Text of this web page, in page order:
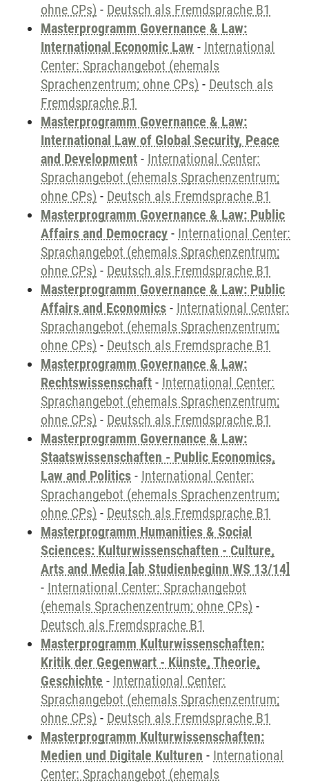
ohne CPs) - Deutsch als Fremdsprache B1
Masterprogramm Governance & Law:
International Economic Law - International
Center: Sprachangebot (ehemals
Sprachenzentrum; ohne CPs) - Deutsch als
Fremdsprache B1
Masterprogramm Governance & Law:
International Law of Global Security, Peace
and Development - International Center:
Sprachangebot (ehemals Sprachenzentrum;
ohne CPs) - Deutsch als Fremdsprache B1
Masterprogramm Governance & Law: Public
Affairs and Democracy - International Center:
Sprachangebot (ehemals Sprachenzentrum;
ohne CPs) - Deutsch als Fremdsprache B1
Masterprogramm Governance & Law: Public
Affairs and Economics - International Center:
Sprachangebot (ehemals Sprachenzentrum;
ohne CPs) - Deutsch als Fremdsprache B1
Masterprogramm Governance & Law:
Rechtswissenschaft - International Center:
Sprachangebot (ehemals Sprachenzentrum;
ohne CPs) - Deutsch als Fremdsprache B1
Masterprogramm Governance & Law:
Staatswissenschaften - Public Economics,
Law and Politics - International Center:
Sprachangebot (ehemals Sprachenzentrum;
ohne CPs) - Deutsch als Fremdsprache B1
Masterprogramm Humanities & Social
Sciences: Kulturwissenschaften - Culture,
Arts and Media [ab Studienbeginn WS 13/14]
- International Center: Sprachangebot
(ehemals Sprachenzentrum; ohne CPs) -
Deutsch als Fremdsprache B1
Masterprogramm Kulturwissenschaften:
Kritik der Gegenwart - Künste, Theorie,
Geschichte - International Center:
Sprachangebot (ehemals Sprachenzentrum;
ohne CPs) - Deutsch als Fremdsprache B1
Masterprogramm Kulturwissenschaften:
Medien und Digitale Kulturen - International
Center: Sprachangebot (ehemals